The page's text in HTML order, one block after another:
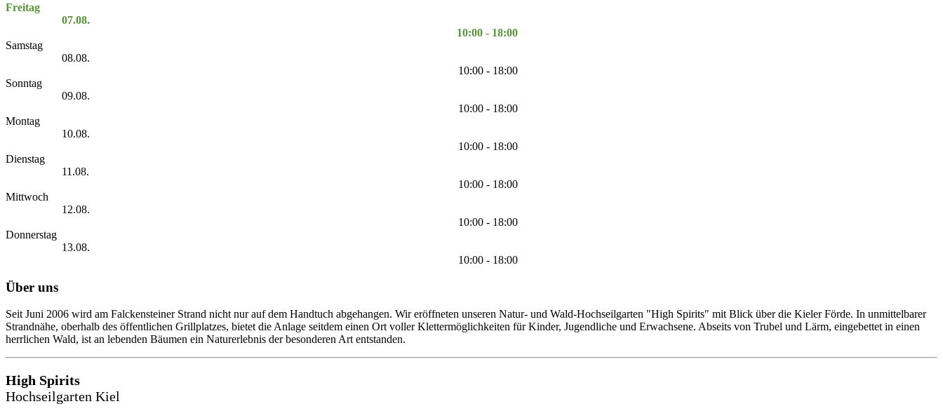
Freitag
07.08.
10:00 - 18:00
Samstag
08.08.
10:00 - 18:00
Sonntag
09.08.
10:00 - 18:00
Montag
10.08.
10:00 - 18:00
Dienstag
11.08.
10:00 - 18:00
Mittwoch
12.08.
10:00 - 18:00
Donnerstag
13.08.
10:00 - 18:00
Über uns
Seit Juni 2006 wird am Falckensteiner Strand nicht nur auf dem Handtuch abgehangen. Wir eröffneten unseren Natur- und Wald-Hochseilgarten "High Spirits" mit Blick über die Kieler Förde. In unmittelbarer
Strandnähe, oberhalb des öffentlichen Grillplatzes, bietet die Anlage seitdem einen Ort voller Klettermöglichkeiten für Kinder, Jugendliche und Erwachsene. Abseits von Trubel und Lärm, eingebettet in einen
herrlichen Wald, ist an lebenden Bäumen ein Naturerlebnis der besonderen Art entstanden.
High Spirits
Hochseilgarten Kiel